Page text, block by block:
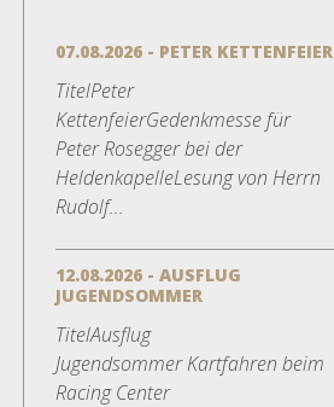
07.08.2026 - PETER KETTENFEIER
TitelPeter
KettenfeierGedenkmesse für
Peter Rosegger bei der
HeldenkapelleLesung von Herrn
Rudolf...
12.08.2026 - AUSFLUG
JUGENDSOMMER
TitelAusflug
Jugendsommer Kartfahren beim
Racing Center